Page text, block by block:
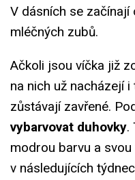
V dásních se
mléčných zubů.
Ačkoli jsou víčka již
na nich už nacházejí
zůstávají zavřené.
vybarvovat duhovky.
modrou barvu a
v následujících